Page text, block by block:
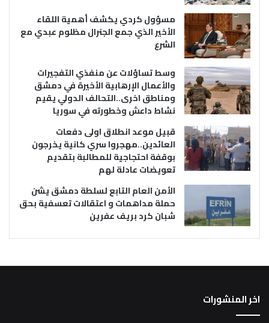
مسؤول كردي يكشف أهمية اللقاء
الأخير الذي جمع الجنرال مظلوم عبدي مع
الشرع
وسط تساؤلات عن منفذي التفجيرات
والأعمال الإرهابية الأخيرة في دمشق
ومناطق اخرى..التحالف الدولي يقيم
نشاط داعش وخطورته في سوريا
قبيل موعد انطلاق اولى دفعات
العائدين..مهجروا سري كانية يخرجون
بوقفة احتجاجية للمطالبة بتقديم
تعويضات عادلة لهم
الأمن العام التابع لسلطة دمشق يشن
حملة مداهمات و اعتقالات تعسفية بحق
شبان كرد بريف عفرين
اخر المنشورات